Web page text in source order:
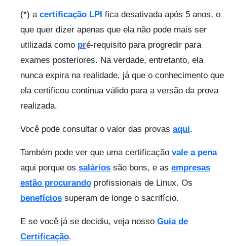
(*) a certificação LPI fica desativada após 5 anos, o
que quer dizer apenas que ela não pode mais ser
utilizada como pré-requisito para progredir para
exames posteriores. Na verdade, entretanto, ela
nunca expira na realidade, já que o conhecimento que
ela certificou continua válido para a versão da prova
realizada.
Você pode consultar o valor das provas aqui.
Também pode ver que uma certificação vale a pena
aqui porque os salários são bons, e as empresas
estão procurando profissionais de Linux. Os
benefícios superam de longe o sacrifício.
E se você já se decidiu, veja nosso Guia de
Certificação.